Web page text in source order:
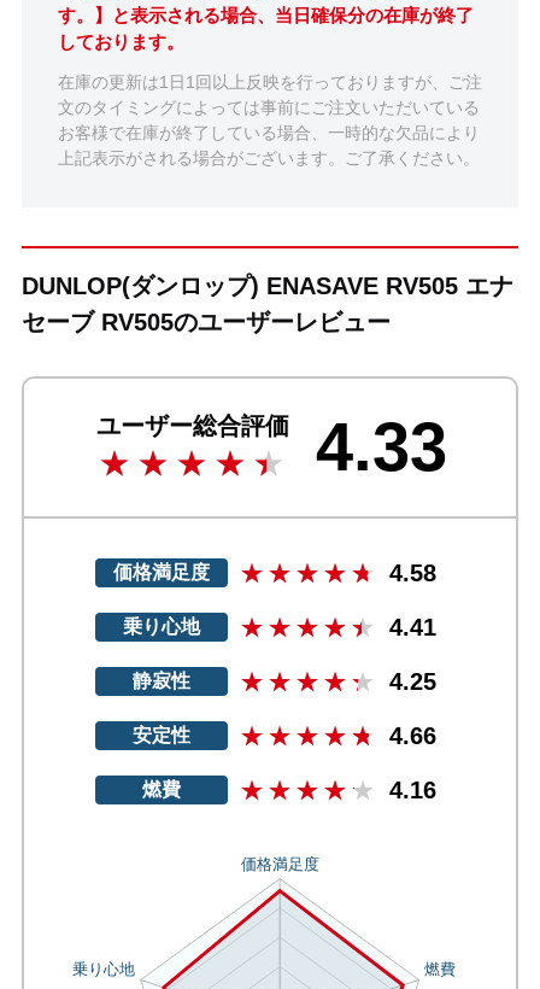
す。】と表示される場合、当日確保分の在庫が終了
しております。
在庫の更新は1日1回以上反映を行っておりますが、ご注
文のタイミングによっては事前にご注文いただいている
お客様で在庫が終了している場合、一時的な欠品により
上記表示がされる場合がございます。ご了承ください。
DUNLOP(ダンロップ) ENASAVE RV505 エナ
セーブ RV505のユーザーレビュー
ユーザー総合評価 4.33
価格満足度 4.58
乗り心地 4.41
静寂性 4.25
安定性 4.66
燃費 4.16